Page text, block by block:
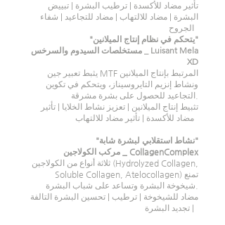
تأثير مضاد للأكسدة | ترطيب البشرة | تبييض
البشرة | مضاد للالتهاب | مضاد للتجاعيد | شفاء
"يتحكم في نظام إنتاج الميلانين"
مستخلصات السيدوم والسرخس _ Luisant Mela
XD
يثبط تعبير جين MTF المرتبط بإنتاج الميلانين
ونشاط إنزيم التايروسيناز، ويتحكم في تكوين
تثبيط إنتاج الميلانين | تعزيز نشاط الخلايا | تأثير
"نشاط استقلابي لبشرة شابة"
مركب الكولاجين _ CollagenComplex
ثلاثة أنواع من الكولاجين (Hydrolyzed Collagen,
Soluble Collagen, Atelocollagen) تمنع
مضاد للشيخوخة | ترطيب | تحسين البشرة التالفة